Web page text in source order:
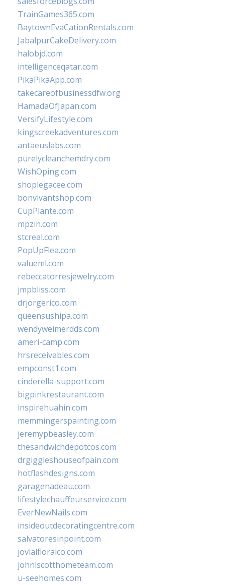
TrainGames365.com
BaytownEvaCationRentals.com
JabalpurCakeDelivery.com
halobjd.com
intelligenceqatar.com
PikaPikaApp.com
takecareofbusinessdfw.org
HamadaOfJapan.com
VersifyLifestyle.com
kingscreekadventures.com
antaeuslabs.com
purelycleanchemdry.com
WishOping.com
shoplegacee.com
bonvivantshop.com
CupPlante.com
mpzin.com
stcreal.com
PopUpFlea.com
valueml.com
rebeccatorresjewelry.com
jmpbliss.com
drjorgerico.com
queensushipa.com
wendyweimerdds.com
ameri-camp.com
hrsreceivables.com
empconst1.com
cinderella-support.com
bigpinkrestaurant.com
inspirehuahin.com
memmingerspainting.com
jeremypbeasley.com
thesandwichdepotcos.com
drgiggleshouseofpain.com
hotflashdesigns.com
garagenadeau.com
lifestylechauffeurservice.com
EverNewNails.com
insideoutdecoratingcentre.com
salvatoresinpoint.com
jovialfloralco.com
johnlscotthometeam.com
u-seehomes.com